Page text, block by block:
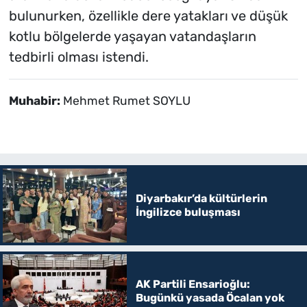
bulunurken, özellikle dere yatakları ve düşük
kotlu bölgelerde yaşayan vatandaşların
tedbirli olması istendi.
Muhabir: Mehmet Rumet SOYLU
Diyarbakır’da kültürlerin
İngilizce buluşması
AK Partili Ensarioğlu:
Bugünkü yasada Öcalan yok